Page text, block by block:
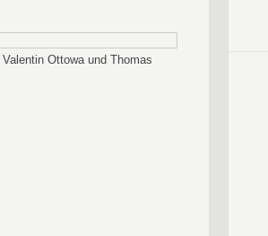
Ottowa und Thomas